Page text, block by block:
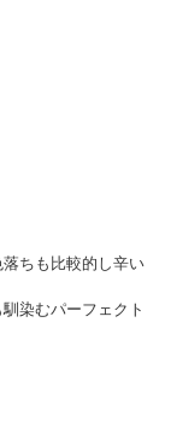
ちも比較的し辛い
染むパーフェクト